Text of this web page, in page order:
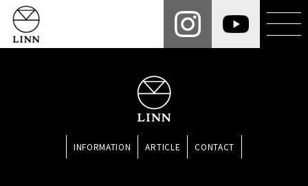
INFORMATION ARTICLE CONTACT